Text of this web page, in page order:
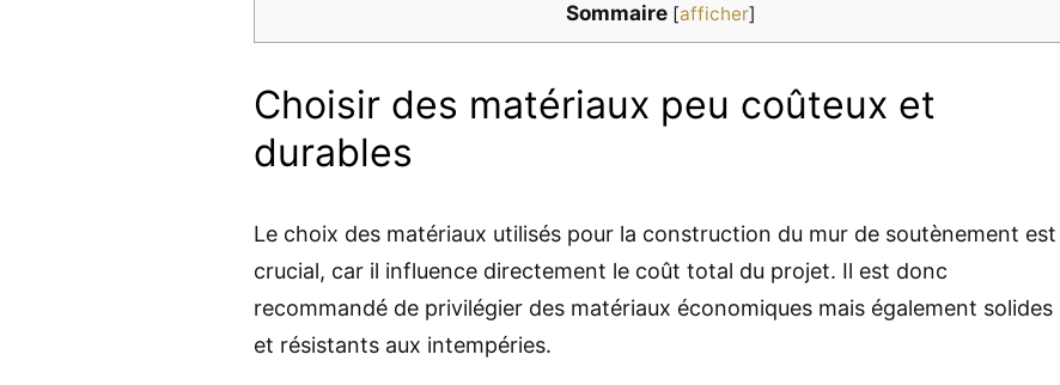
Sommaire [afficher]
Choisir des matériaux peu coûteux et
durables
Le choix des matériaux utilisés pour la construction du mur de soutènement est
crucial, car il influence directement le coût total du projet. Il est donc
recommandé de privilégier des matériaux économiques mais également solides
et résistants aux intempéries.